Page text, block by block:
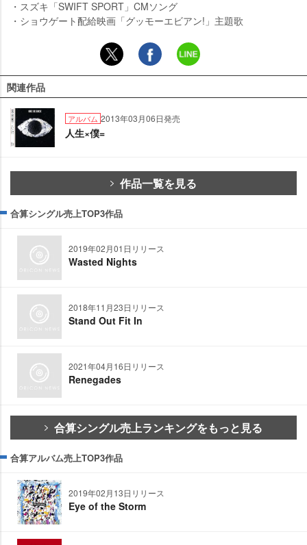
・スズキ「SWIFT SPORT」CMソング
・ショウゲート配給映画「グッモーエビアン!」主題歌
関連作品
アルバム 2013年03月06日発売
人生×僕=
作品一覧を見る
合算シングル売上TOP3作品
2019年02月01日リリース
Wasted Nights
2018年11月23日リリース
Stand Out Fit In
2021年04月16日リリース
Renegades
合算シングル売上ランキングをもっと見る
合算アルバム売上TOP3作品
2019年02月13日リリース
Eye of the Storm